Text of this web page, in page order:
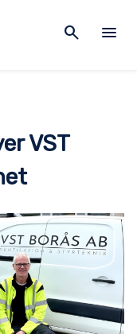
search menu
VST